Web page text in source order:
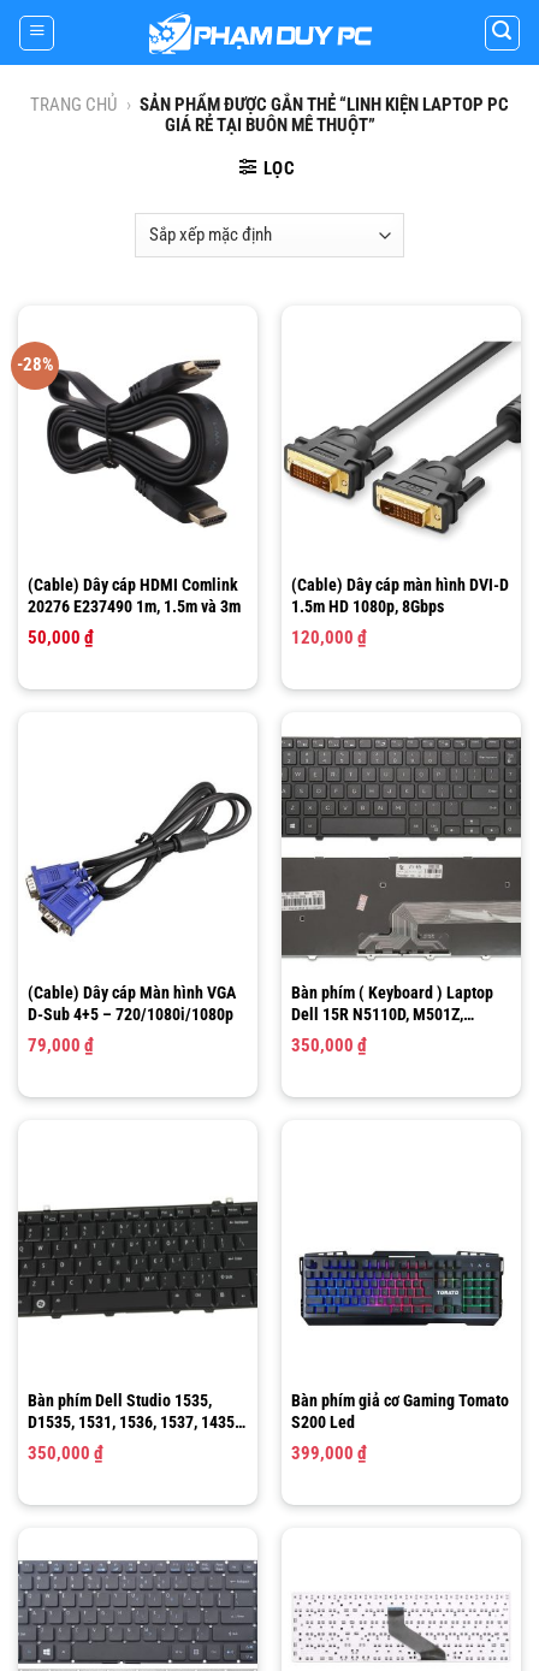
Skip
content
TRANG CHỦ › SẢN PHẨM ĐƯỢC GẮN THẺ “LINH KIỆN LAPTOP PC
GIÁ RẺ TẠI BUÔN MÊ THUỘT”
LỌC
-28%
(Cable) Dây cáp HDMI Comlink
20276 E237490 1m, 1.5m và 3m
50,000 ₫
(Cable) Dây cáp màn hình DVI-D
1.5m HD 1080p, 8Gbps
120,000 ₫
(Cable) Dây cáp Màn hình VGA
D-Sub 4+5 – 720/1080i/1080p
79,000 ₫
Bàn phím ( Keyboard ) Laptop
Dell 15R N5110D, M501Z,
M5110, M511R, 15RD-2528,
15RD-2728, 15RD-2428
350,000 ₫
Bàn phím Dell Studio 1535,
D1535, 1531, 1536, 1537, 1435,
1555, PP39L, PP24L |
DLKEY098B-US, DLKEY098BB-
350,000 ₫
Bàn phím giả cơ Gaming Tomato
S200 Led
399,000 ₫